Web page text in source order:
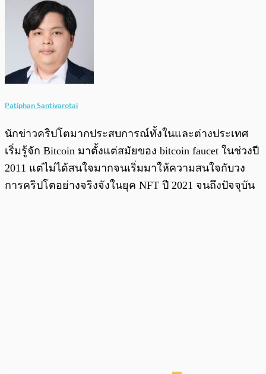
Patiphan Santivarotai
นักข่าวคริปโตมากประสบการณ์ทั้งในและต่างประเทศ
เริ่มรู้จัก Bitcoin มาตั้งแต่สมัยของ bitcoin faucet ในช่วงปี
2011 แต่ไม่ได้สนใจมากจนเริ่มมาให้ความสนใจกับวง
การคริปโตอย่างจริงจังในยุค NFT ปี 2021 จนถึงปัจจุบัน